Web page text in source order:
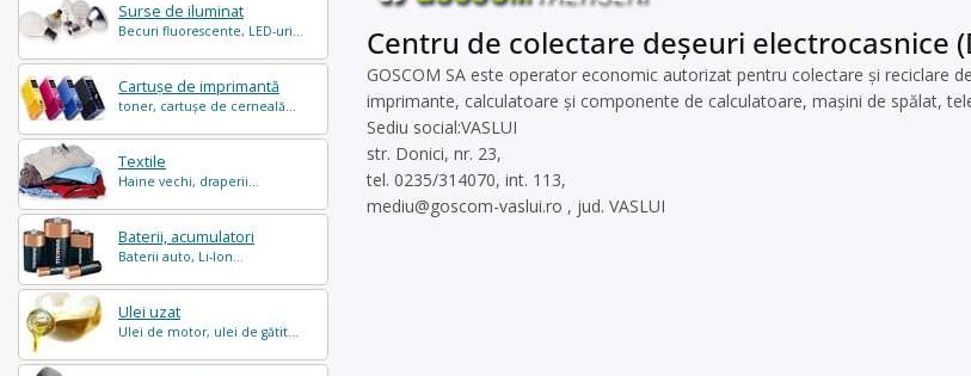
Surse de iluminat
Becuri fluorescente, LED-uri...
Cartușe de imprimantă
toner, cartușe de cerneală...
Textile
Haine vechi, draperii...
Baterii, acumulatori
Baterii auto, Li-Ion...
Ulei uzat
Ulei de motor, ulei de gătit...
Centru de colectare deșeuri electrocasnice
GOSCOM SA este operator economic autorizat pentru colectare și reciclare
imprimante, calculatoare și componente de calculatoare, mașini de spălat,
Sediu social:VASLUI
str. Donici, nr. 23,
tel. 0235/314070, int. 113,
mediu@goscom-vaslui.ro , jud. VASLUI